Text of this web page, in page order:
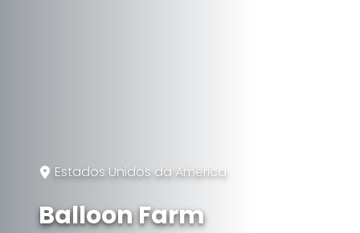
Estados Unidos da América
Balloon Farm